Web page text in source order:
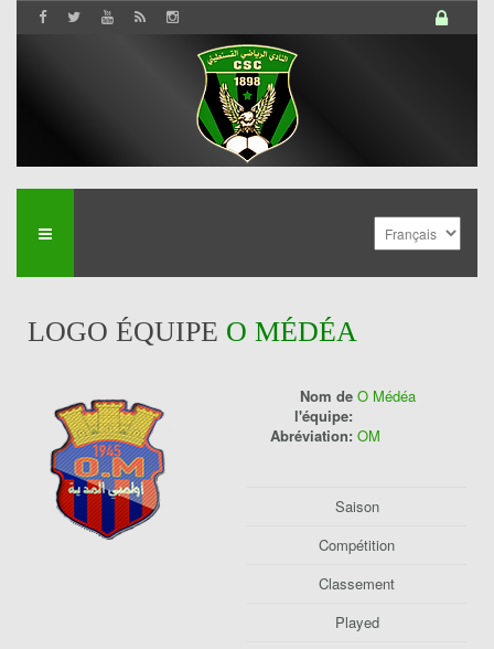
LOGO ÉQUIPE O MÉDÉA
Nom de
l'équipe:
O Médéa
Abréviation: OM
History
Saison
Compétition
Classement
Played